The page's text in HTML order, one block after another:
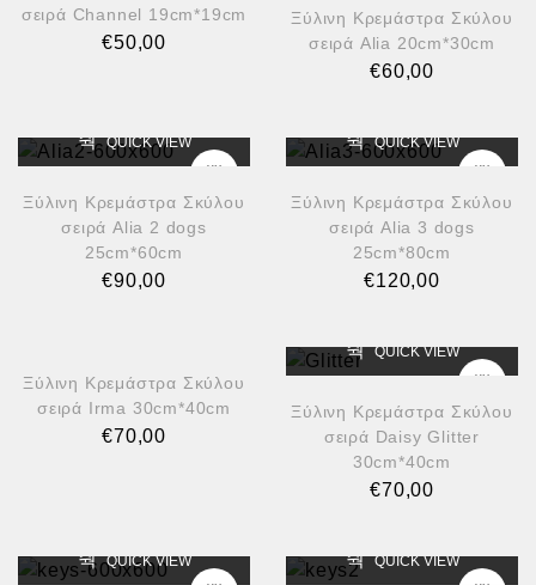
σειρά Channel 19cm*19cm
€50,00
Ξύλινη Κρεμάστρα Σκύλου
σειρά Alia 20cm*30cm
€60,00
QUICK VIEW
Ξύλινη Κρεμάστρα Σκύλου
σειρά Alia 2 dogs
25cm*60cm
€90,00
QUICK VIEW
Ξύλινη Κρεμάστρα Σκύλου
σειρά Alia 3 dogs
25cm*80cm
€120,00
Ξύλινη Κρεμάστρα Σκύλου
σειρά Irma 30cm*40cm
€70,00
QUICK VIEW
Ξύλινη Κρεμάστρα Σκύλου
σειρά Daisy Glitter
30cm*40cm
€70,00
QUICK VIEW QUICK VIEW